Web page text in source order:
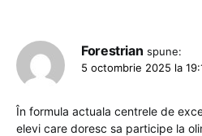
Forestrian spune:
5 octombrie 2025 la
În formula actuala centrele de
elevi care doresc sa participe la